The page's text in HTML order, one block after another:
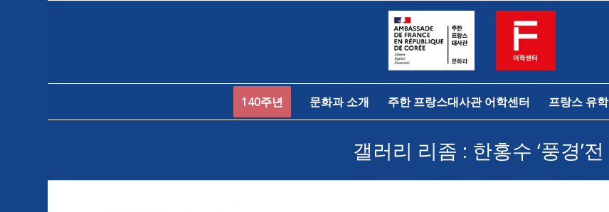
140주년 문화과 소개 주한 프랑스대사관 어학센터 프랑스 유학
갤러리 리좀 : 한홍수 ‘풍경’전